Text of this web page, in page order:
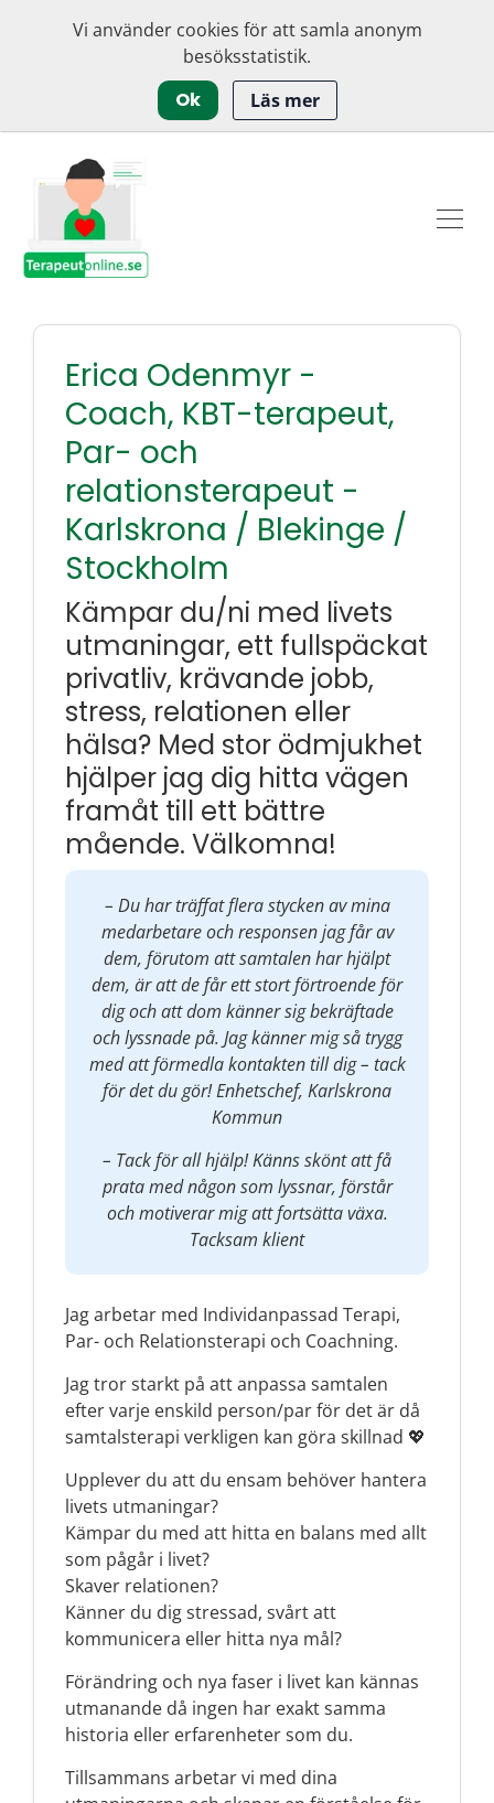
Vi använder cookies för att samla anonym
besöksstatistik.
Ok Läs mer
Erica Odenmyr -
Coach, KBT-terapeut,
Par- och
relationsterapeut -
Karlskrona / Blekinge /
Stockholm
Kämpar du/ni med livets
utmaningar, ett fullspäckat
privatliv, krävande jobb,
stress, relationen eller
hälsa? Med stor ödmjukhet
hjälper jag dig hitta vägen
framåt till ett bättre
mående. Välkomna!
– Du har träffat flera stycken av mina
medarbetare och responsen jag får av
dem, förutom att samtalen har hjälpt
dem, är att de får ett stort förtroende för
dig och att dom känner sig bekräftade
och lyssnade på. Jag känner mig så trygg
med att förmedla kontakten till dig – tack
för det du gör! Enhetschef, Karlskrona
Kommun
– Tack för all hjälp! Känns skönt att få
prata med någon som lyssnar, förstår
och motiverar mig att fortsätta växa.
Tacksam klient
Jag arbetar med Individanpassad Terapi,
Par- och Relationsterapi och Coachning.
Jag tror starkt på att anpassa samtalen
efter varje enskild person/par för det är då
samtalsterapi verkligen kan göra skillnad 💖
Upplever du att du ensam behöver hantera
livets utmaningar?
Kämpar du med att hitta en balans med allt
som pågår i livet?
Skaver relationen?
Känner du dig stressad, svårt att
kommunicera eller hitta nya mål?
Förändring och nya faser i livet kan kännas
utmanande då ingen har exakt samma
historia eller erfarenheter som du.
Tillsammans arbetar vi med dina